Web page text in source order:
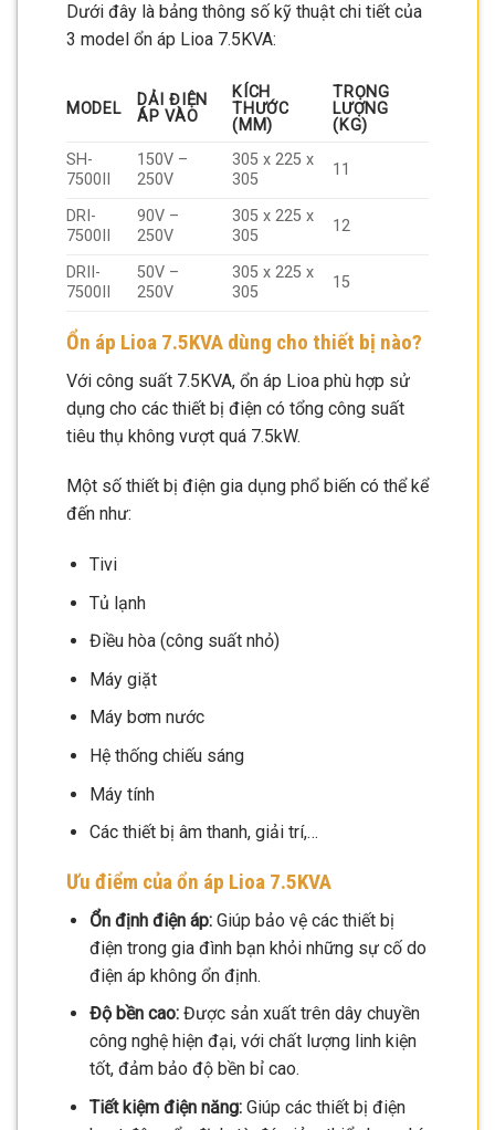
Dưới đây là bảng thông số kỹ thuật chi tiết của
3 model ổn áp Lioa 7.5KVA:
MODEL
DẢI ĐIỆN
ÁP VÀO
KÍCH
THƯỚC
(MM)
TRỌNG
LƯỢNG
(KG)
SH-
7500II
150V –
250V
305 x 225 x
305
11
DRI-
7500II
90V –
250V
305 x 225 x
305
12
DRII-
7500II
50V –
250V
305 x 225 x
305
15
Ổn áp Lioa 7.5KVA dùng cho thiết bị nào?
Với công suất 7.5KVA, ổn áp Lioa phù hợp sử
dụng cho các thiết bị điện có tổng công suất
tiêu thụ không vượt quá 7.5kW.
Một số thiết bị điện gia dụng phổ biến có thể kể
đến như:
Tivi
Tủ lạnh
Điều hòa (công suất nhỏ)
Máy giặt
Máy bơm nước
Hệ thống chiếu sáng
Máy tính
Các thiết bị âm thanh, giải trí,…
Ưu điểm của ổn áp Lioa 7.5KVA
Ổn định điện áp:Giúp bảo vệ các thiết bị
điện trong gia đình bạn khỏi những sự cố do
điện áp không ổn định.
Độ bền cao:Được sản xuất trên dây chuyền
công nghệ hiện đại, với chất lượng linh kiện
tốt, đảm bảo độ bền bỉ cao.
Tiết kiệm điện năng:Giúp các thiết bị điện